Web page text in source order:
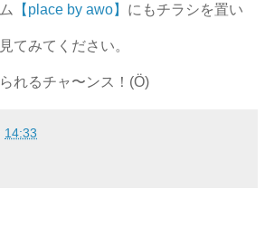
【place by awo】 にもチラシを置い
てみてください。
れるチャ〜ンス！(Ö)
14:33